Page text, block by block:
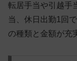
転居手当や引越手
当、休日出勤1回
の種類と金額が充